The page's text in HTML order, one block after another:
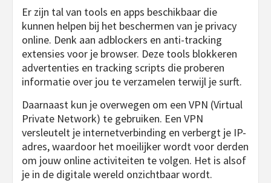
Er zijn tal van tools en apps beschikbaar die
kunnen helpen bij het beschermen van je privacy
online. Denk aan adblockers en anti-tracking
extensies voor je browser. Deze tools blokkeren
advertenties en tracking scripts die proberen
informatie over jou te verzamelen terwijl je surft.
Daarnaast kun je overwegen om een VPN (Virtual
Private Network) te gebruiken. Een VPN
versleutelt je internetverbinding en verbergt je IP-
adres, waardoor het moeilijker wordt voor derden
om jouw online activiteiten te volgen. Het is alsof
je in de digitale wereld onzichtbaar wordt.